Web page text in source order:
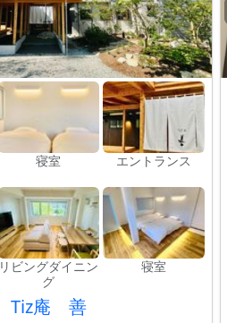
寝室 エントランス
リビングダイニン
グ
寝室
Tiz庵 善